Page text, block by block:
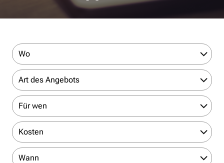
Wo
Art des Angebots
Für wen
Kosten
Wann